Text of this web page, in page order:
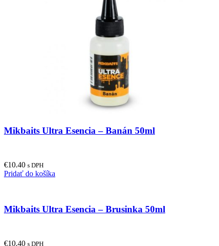
Mikbaits Ultra Esencia – Banán 50ml
€10.40 s DPH
Pridať do košíka
Mikbaits Ultra Esencia – Brusinka 50ml
€10.40 s DPH